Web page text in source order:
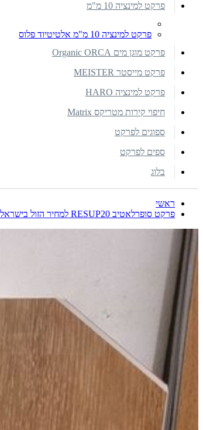
פרקט למינציה 10 מ"מ
פרקט למינציה 10 מ"מ אלטיטיוד פלוס
פרקט מוגן מים Organic ORCA
פרקט מייסטר MEISTER
פרקט למינציה HARO
חיפוי קירות מטריקס Matrix
ספוגים לפרקט
ספים לפרקט
בלוג
ראשי
פרקט סופרלאטיב RESUP20 למחיר הזול בישראל חייגו